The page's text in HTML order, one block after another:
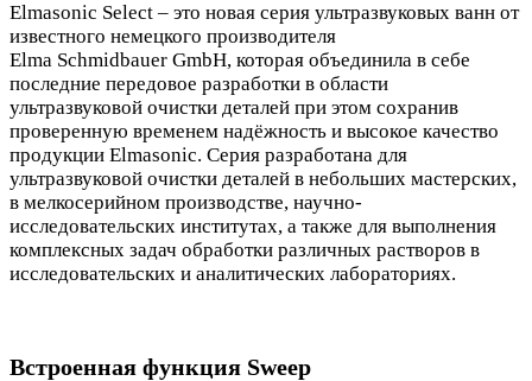
Elmasonic Select – это новая серия ультразвуковых ванн от
известного немецкого производителя
Elma Schmidbauer GmbH, которая объединила в себе
последние передовое разработки в области
ультразвуковой очистки деталей при этом сохранив
проверенную временем надёжность и высокое качество
продукции Elmasonic. Серия разработана для
ультразвуковой очистки деталей в небольших мастерских,
в мелкосерийном производстве, научно-
исследовательских институтах, а также для выполнения
комплексных задач обработки различных растворов в
исследовательских и аналитических лабораториях.
Встроенная функция Sweep